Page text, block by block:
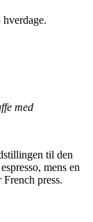
med
til den
mens en
press.